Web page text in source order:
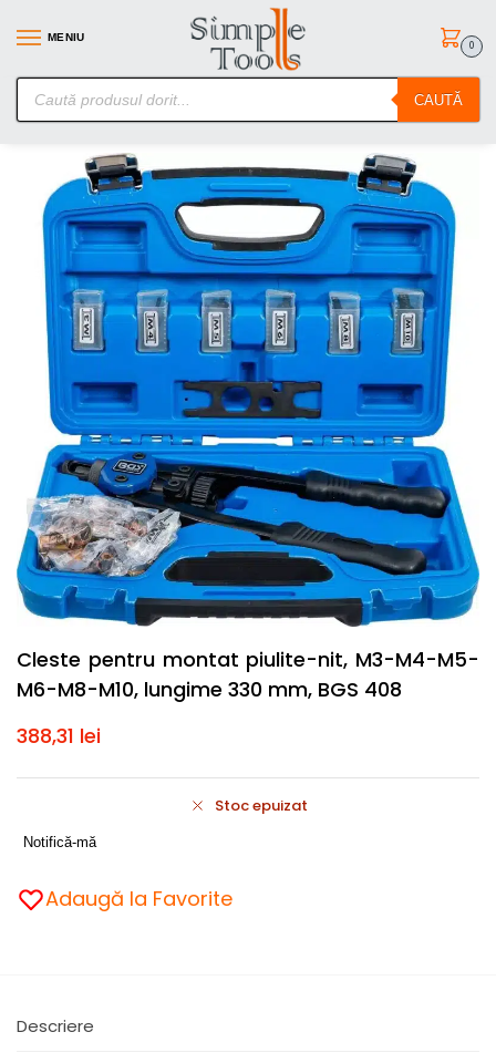
MENIU
CAUTĂ
0
SimpleTools.ro – Gasesti orice – Comanzi simplu
Prima pagină
Scule de mana Clesti/Patenti si Foarfeci Cleste pentru montat piulite-nit, M3-M4-M5-M6-M8-M10, lungime 330 mm, BGS 408
Cleste pentru montat piulite-nit, M3-M4-M5-
M6-M8-M10, lungime 330 mm, BGS 408
388,31 lei
Stoc epuizat
Notifică-mă
Adaugă la Favorite
Descriere